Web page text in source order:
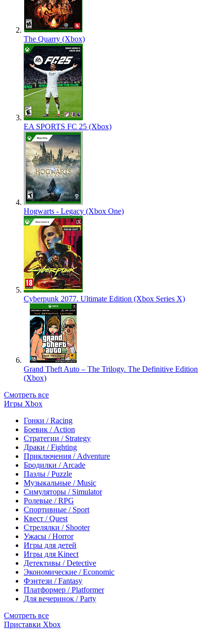
The Quarry (Xbox)
EA SPORTS FC 25 (Xbox)
Hogwarts - Legacy (Xbox One)
Cyberpunk 2077. Ultimate Edition (Xbox Series X)
Grand Theft Auto – The Trilogy. The Definitive Edition
(Xbox)
Смотреть все
Игры Xbox
Гонки / Racing
Боевик / Action
Стратегии / Strategy
Драки / Fighting
Приключения / Adventure
Бродилки / Arcade
Пазлы / Puzzle
Музыкальные / Music
Симуляторы / Simulator
Ролевые / RPG
Спортивные / Sport
Квест / Quest
Стрелялки / Shooter
Ужасы / Horror
Игры для детей
Игры для Kinect
Детективы / Detective
Экономические / Economic
Фэнтези / Fantasy
Платформер / Platformer
Для вечеринок / Party
Смотреть все
Приставки Xbox